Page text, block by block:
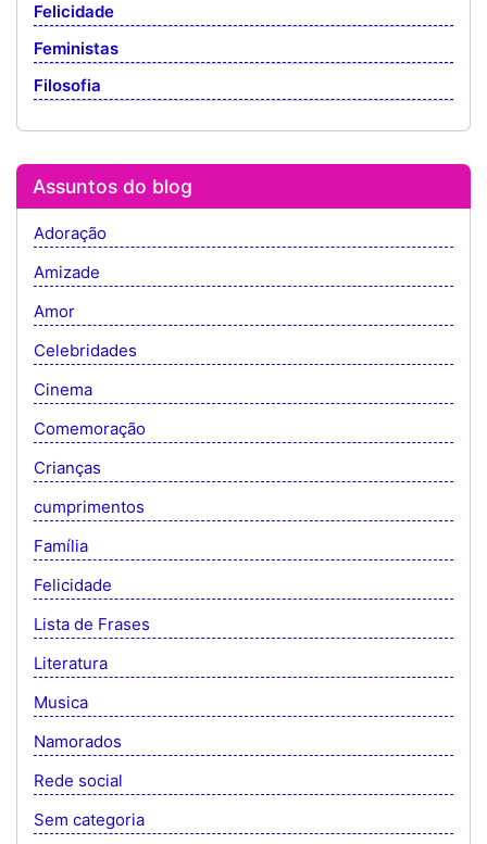
Felicidade
Feministas
Filosofia
Assuntos do blog
Adoração
Amizade
Amor
Celebridades
Cinema
Comemoração
Crianças
cumprimentos
Família
Felicidade
Lista de Frases
Literatura
Musica
Namorados
Rede social
Sem categoria